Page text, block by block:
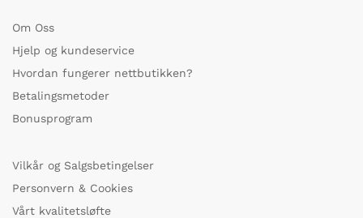
Om Oss
Hjelp og kundeservice
Hvordan fungerer nettbutikken?
Betalingsmetoder
Bonusprogram
Vilkår og Salgsbetingelser
Personvern & Cookies
Vårt kvalitetsløfte